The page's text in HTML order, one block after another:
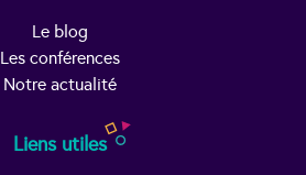
Le blog
Les conférences
Notre actualité
Liens utiles